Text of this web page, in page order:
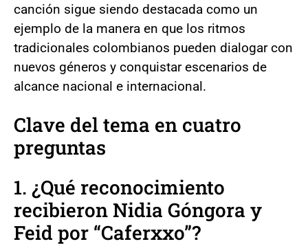
canción sigue siendo destacada como un
ejemplo de la manera en que los ritmos
tradicionales colombianos pueden dialogar con
nuevos géneros y conquistar escenarios de
alcance nacional e internacional.
Clave del tema en cuatro
preguntas
1. ¿Qué reconocimiento
recibieron Nidia Góngora y
Feid por “Caferxxo”?